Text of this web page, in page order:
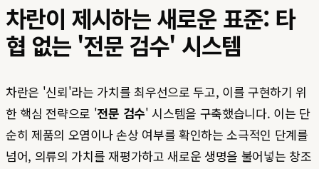
차란이 제시하는 새로운 표준: 타
협 없는 '전문 검수' 시스템
차란은 '신뢰'라는 가치를 최우선으로 두고, 이를 구현하기 위
한 핵심 전략으로 '전문 검수' 시스템을 구축했습니다. 이는 단
순히 제품의 오염이나 손상 여부를 확인하는 소극적인 단계를
넘어, 의류의 가치를 재평가하고 새로운 생명을 불어넣는 창조